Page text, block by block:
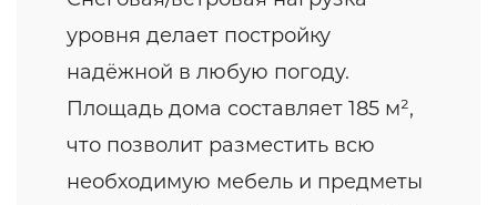
уровня делает постройку
надёжной в любую погоду.
Площадь дома составляет 185 м²,
что позволит разместить всю
необходимую мебель и предметы